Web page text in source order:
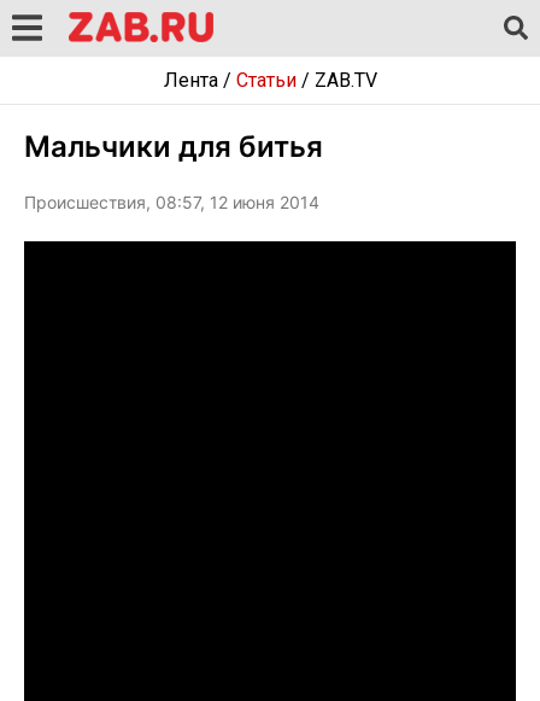
Лента/ Статьи/ ZAB.TV
Мальчики для битья
Происшествия, 08:57, 12 июня 2014